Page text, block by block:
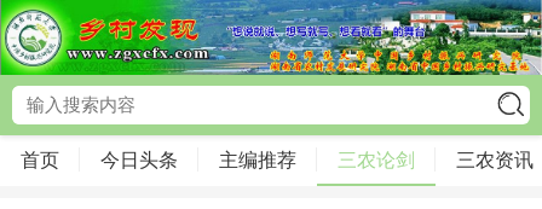
首页 今日头条 主编推荐 三农论剑 三农资讯